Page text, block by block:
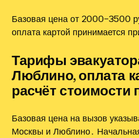
Базовая цена от 2000–3500
оплата картой принимается
Тарифы
Люблино, оплата
расчёт стоимости
Базовая цена на вызов
Москвы и Люблино․